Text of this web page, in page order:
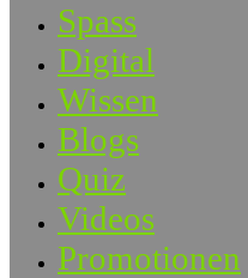
Spass
Digital
Wissen
Blogs
Quiz
Videos
Promotionen